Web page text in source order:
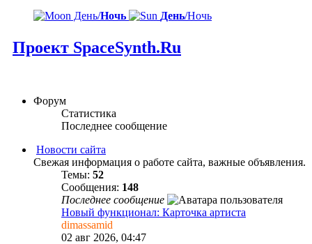
День/Ночь День/Ночь
Проект SpaceSynth.Ru
Форум
Статистика
Последнее сообщение
Новости сайта
Свежая информация о работе сайта, важные объявления.
Темы: 52
Сообщения: 148
Последнее сообщение
Новый функционал: Карточка артиста
dimassamid
02 авг 2026, 04:47